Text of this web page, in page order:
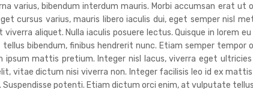
varius, bibendum interdum mauris. Morbi accumsan erat
cursus varius, mauris libero iaculis dui, eget semper nisl
aliquet. Nulla iaculis posuere lectus. Quisque in lorem
tellus bibendum, finibus hendrerit nunc. Etiam semper
mattis pretium. Integer nisl lacus, viverra eget
vitae dictum nisi viverra non. Integer facilisis leo id ex
potenti. Etiam dictum orci enim, at vulputate